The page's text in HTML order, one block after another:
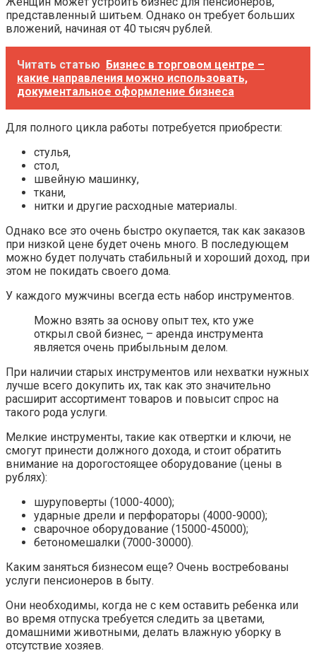
представленный шитьем. Однако он требует больших
вложений, начиная от 40 тысяч рублей.
Читать статью Бизнес в торговом центре –
какие направления можно использовать,
документальное оформление бизнеса
Для полного цикла работы потребуется приобрести:
стулья,
стол,
швейную машинку,
ткани,
нитки и другие расходные материалы.
Однако все это очень быстро окупается, так как заказов
при низкой цене будет очень много. В последующем
можно будет получать стабильный и хороший доход, при
этом не покидать своего дома.
У каждого мужчины всегда есть набор инструментов.
Можно взять за основу опыт тех, кто уже
открыл свой бизнес, – аренда инструмента
является очень прибыльным делом.
При наличии старых инструментов или нехватки нужных
лучше всего докупить их, так как это значительно
расширит ассортимент товаров и повысит спрос на
такого рода услуги.
Мелкие инструменты, такие как отвертки и ключи, не
смогут принести должного дохода, и стоит обратить
внимание на дорогостоящее оборудование (цены в
рублях):
шуруповерты (1000-4000);
ударные дрели и перфораторы (4000-9000);
сварочное оборудование (15000-45000);
бетономешалки (7000-30000).
Каким заняться бизнесом еще? Очень востребованы
услуги пенсионеров в быту.
Они необходимы, когда не с кем оставить ребенка или
во время отпуска требуется следить за цветами,
домашними животными, делать влажную уборку в
отсутствие хозяев.